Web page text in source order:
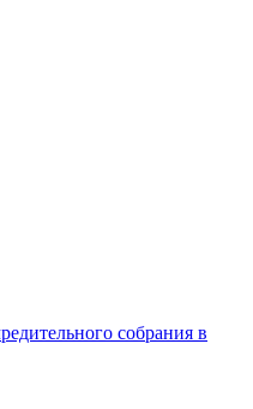
собрания в